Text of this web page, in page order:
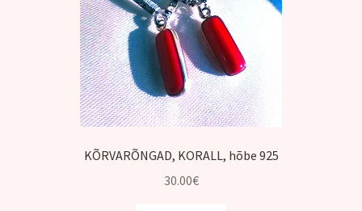
KÕRVARÕNGAD, KORALL, hõbe 925
30.00€